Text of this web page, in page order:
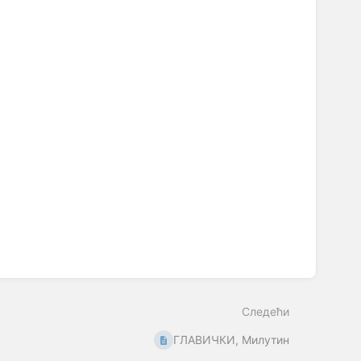
Следећи
ГЛАВИЧКИ, Милутин